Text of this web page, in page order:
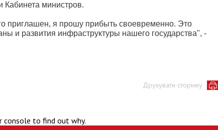
Кабинета министров.
приглашен, я прошу прибыть своевременно. Это
и развития инфраструктуры нашего государства", -
Друкувати сторінку
to find out why.